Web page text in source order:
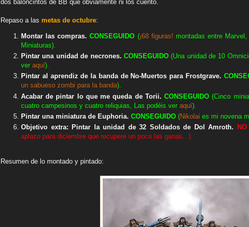
dos baloncintos de BB que obviamente ni los cuento.
Repaso a las metas de octubre:
Montar las compras.CONSEGUIDO (¡68 figuras! montadas entre
Miniaturas).
Pintar una unidad de necrones. CONSEGUIDO(Una unidad de 10
ver aquí).
Pintar al aprendiz de la banda de No-Muertos para Frostgrave. CON
un sabueso zombi para la banda).
Acabar de pintar lo que me queda de Torii. CONSEGUIDO(Cinco
cuatro campesinos y cuatro reliquias, Las podéis ver aquí).
Pintar una miniatura de Euphoria. CONSEGUIDO (Nikolai es mi novena
Objetivo extra: Pintar la unidad de 32 Soldados de Dol Amroth.
NO
aplazo para diciembre que recupere un poco las ganas...).
Resumen de lo montado y pintado: